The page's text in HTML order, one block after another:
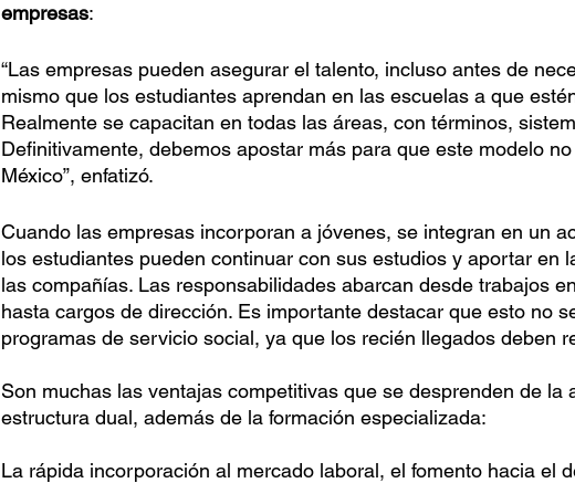
empresas:
“Las empresas pueden asegurar el talento, incluso antes de
mismo que los estudiantes aprendan en las escuelas a que
Realmente se capacitan en todas las áreas, con términos,
Definitivamente, debemos apostar más para que este modelo
México”, enfatizó.
Cuando las empresas incorporan a jóvenes, se integran en un
los estudiantes pueden continuar con sus estudios y aportar en
las compañías. Las responsabilidades abarcan desde trabajos
hasta cargos de dirección. Es importante destacar que esto no
programas de servicio social, ya que los recién llegados deben
Son muchas las ventajas competitivas que se desprenden de la
estructura dual, además de la formación especializada:
La rápida incorporación al mercado laboral, el fomento hacia el